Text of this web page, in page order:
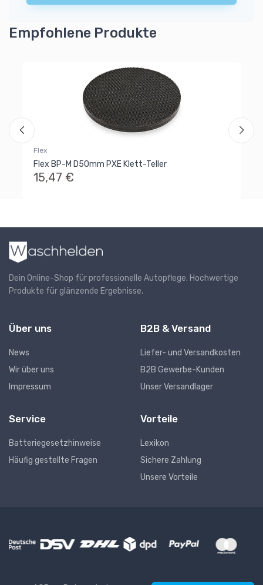
Empfohlene Produkte
Flex
Flex BP-M D50mm PXE Klett-Teller
15,47 €
Dein Online-Shop für professionelle Autopflege. Hochwertige
Produkte für glänzende Ergebnisse.
Über uns
News
Wir über uns
Impressum
B2B & Versand
Liefer- und Versandkosten
B2B Gewerbe-Kunden
Unser Versandlager
Service
Batteriegesetzhinweise
Häufig gestellte Fragen
Vorteile
Lexikon
Sichere Zahlung
Unsere Vorteile